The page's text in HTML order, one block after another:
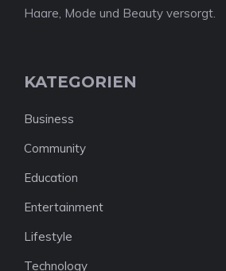
Haare, Mode und Beauty versorgt.
KATEGORIEN
Business
Community
Education
Entertainment
Lifestyle
Technology